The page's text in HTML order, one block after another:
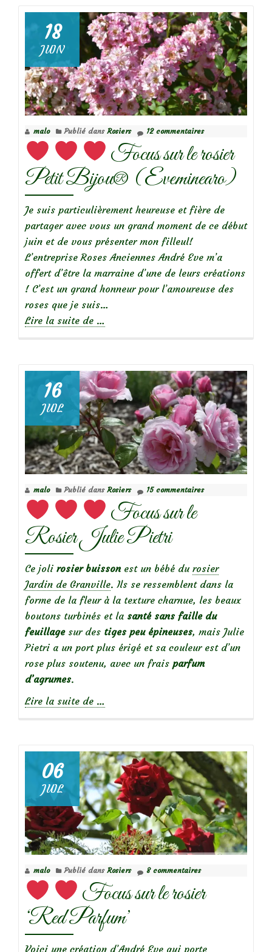
Focus
sur
le
rosier
‘Auberge
de
l’Ill
18
JUIN
malo Publié dans Rosiers 12 commentaires
Focus sur le rosier
Petit Bijou® (Eveminearo)
Je suis particulièrement heureuse et fière de
partager avec vous un grand moment de ce début
juin et de vous présenter mon filleul!
L’entreprise Roses Anciennes André Eve m’a
offert d’être la marraine d’une de leurs créations
! C’est un grand honneur pour l’amoureuse des
roses que je suis…
Lire la suite de
Focus
sur
le
rosier
Petit
Bijou®
(Eveminearo)
…
16
JUIL
malo Publié dans Rosiers 15 commentaires
Focus sur le
Rosier Julie Pietri
Ce joli rosier buissonest un bébé du rosier
Jardin de Granville. Ils se ressemblent dans la
forme de la fleur à la texture charnue, les beaux
boutons turbinés et la santé sans faille du
feuillagesur des tiges peu épineuses, mais Julie
Pietri a un port plus érigé et sa couleur est d’un
rose plus soutenu, avec un frais parfum
d’agrumes.
Lire la suite de
Focus
sur
le
Rosier
Julie
Pietri
…
06
JUIL
malo Publié dans Rosiers 8 commentaires
Focus sur le rosier
‘Red Parfum’
Voici une création d’André Eve qui porte